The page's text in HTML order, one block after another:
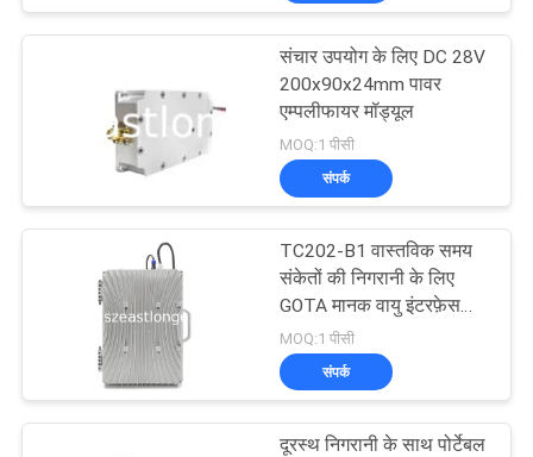
बारे
कारखाना
नियंत्रण
संपर्क
करें
पोर्टेबल सेल फोन जैमर
89
ड्रोन यूएवी जैमर
संचार उपयोग के लिए DC 28V
200x90x24mm पावर
एम्पलीफायर मॉड्यूल
MOQ:1 पीसी
संपर्क
TC202-B1 वास्तविक समय
संकेतों की निगरानी के लिए
GOTA मानक वायु इंटरफ़ेस
डेटा कलेक्टर
MOQ:1 पीसी
संपर्क
दूरस्थ निगरानी के साथ पोर्टेबल